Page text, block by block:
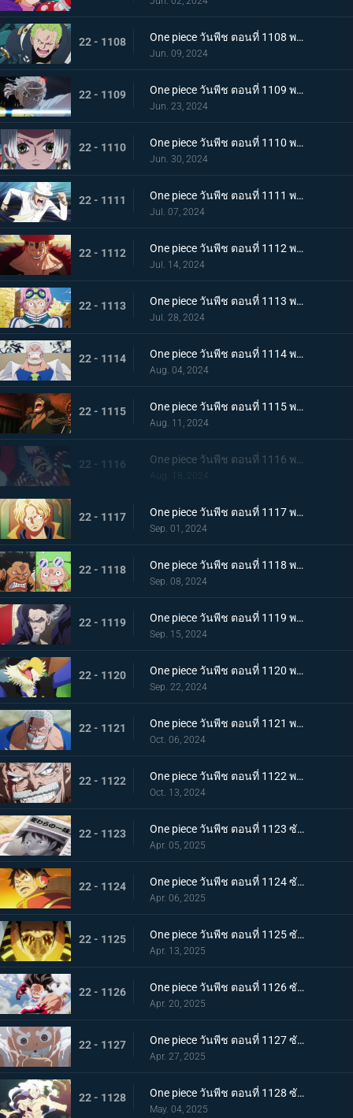
22 - 1108 One piece วันพีช ตอนที่ 1108 พากย์ไทย ไม่เข้าใจ การก่อกบฏของเซราฟิม
Jun. 09, 2024
22 - 1109 One piece วันพีช ตอนที่ 1109 พากย์ไทย การตัดสินใจอันยากลำบาก แนวรบศึกร่วมอันแปลกประหลาด
Jun. 23, 2024
22 - 1110 One piece วันพีช ตอนที่ 1110 พากย์ไทย รอดชีวิต! การต่อสู้ที่อันตรายถึงชีวิตด้วยรูปแบบที่แข็งแกร่งที่สุดของมนุษยชาติ!
Jun. 30, 2024
22 - 1111 One piece วันพีช ตอนที่ 1111 พากย์ไทย โอฮาระที่สอง! ความทะเยอทะยานของผู้บงการ!
Jul. 07, 2024
22 - 1112 One piece วันพีช ตอนที่ 1112 พากย์ไทย ปะทะ! แชงค์ส vs ยูสทัส คิด
Jul. 14, 2024
22 - 1113 One piece วันพีช ตอนที่ 1113 พากย์ไทย วิ่งสิโคบี้! กลยุทธ์การหลบหนีที่สิ้นหวัง!
Jul. 28, 2024
22 - 1114 One piece วันพีช ตอนที่ 1114 พากย์ไทย เพื่อลูกศิษย์ที่รัก - หมัดของรองพลเรือเอกการ์ป!
Aug. 04, 2024
22 - 1115 One piece วันพีช ตอนที่ 1115 พากย์ไทย กองทัพเรืออึ้ง! อดีตพลเรือเอกกองบัญชาการกองทัพเรือ คุซัน
Aug. 11, 2024
22 - 1116 One piece วันพีช ตอนที่ 1116 พากย์ไทย ไปรับมันกันเถอะ! คำประกาศใหญ่ของ Buggy
Aug. 18, 2024
22 - 1117 One piece วันพีช ตอนที่ 1117 พากย์ไทย ซาโบกลับมา - ความจริงอันน่าตกตะลึงที่ต้องบอก!
Sep. 01, 2024
22 - 1118 One piece วันพีช ตอนที่ 1118 พากย์ไทย ดินแดนศักดิ์สิทธิ์ในความวุ่นวาย! การโจมตีเต็มกำลังของ Sai และ Leo!
Sep. 08, 2024
22 - 1119 One piece วันพีช ตอนที่ 1119 พากย์ไทย ข้อความที่ได้รับมอบหมาย! การตัดสินใจของงูจงอาง
Sep. 15, 2024
22 - 1120 One piece วันพีช ตอนที่ 1120 พากย์ไทย โลกสั่นสะเทือน! คำพิพากษาของผู้ปกครองและการกระทำของผู้เฒ่าทั้งห้า!
Sep. 22, 2024
22 - 1121 One piece วันพีช ตอนที่ 1121 พากย์ไทย การ์ปและคุซัน - การปะทะกันของอาจารย์และลูกศิษย์
Oct. 06, 2024
22 - 1122 One piece วันพีช ตอนที่ 1122 พากย์ไทย บทเรียนสุดท้าย! ผลกระทบที่สืบทอดมา
Oct. 13, 2024
22 - 1123 One piece วันพีช ตอนที่ 1123 ซับไทย โลกสะเทือน! กลุ่มหมวกฟางจับตัวประกัน
Apr. 05, 2025
22 - 1124 One piece วันพีช ตอนที่ 1124 ซับไทย ถูกล้อมอย่างสมบูรณ์! ปฏิบัติการหลบหนี Egghead
Apr. 06, 2025
22 - 1125 One piece วันพีช ตอนที่ 1125 ซับไทย การปะทะกันของความมุ่งมั่นของสองบุรุษ! คิซารุและเซ็นโตมารุ
Apr. 13, 2025
22 - 1126 One piece วันพีช ตอนที่ 1126 ซับไทย ความสิ้นหวังที่ใกล้เข้ามา ภารกิจอันน่าหดหู่ของพลเรือเอกคิซารุ
Apr. 20, 2025
22 - 1127 One piece วันพีช ตอนที่ 1127 ซับไทย ลูฟี่ ปะทะ คิซารุ มหาศึกเดือดที่พลิกผันได้ตลอดเวลา
Apr. 27, 2025
22 - 1128 One piece วันพีช ตอนที่ 1128 ซับไทย ฝันร้ายมาเยือน เซนต์แซทเทิร์น เทพนักรบแห่งวิทยาศาสตร์และกลาโหม
May. 04, 2025